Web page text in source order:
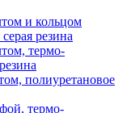
и кольцом
резина
термо-
полиуретановое
термо-